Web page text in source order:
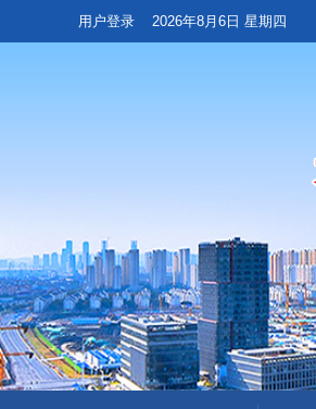
用户登录 2026年8月6日 星期四